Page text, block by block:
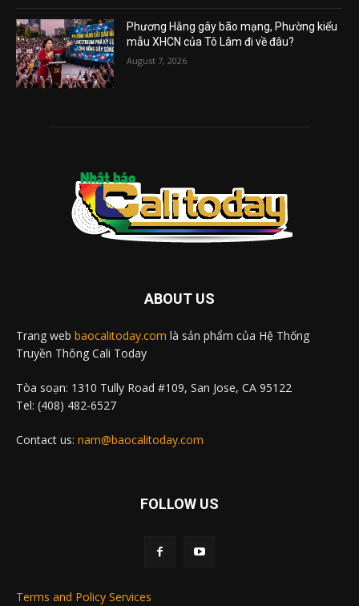
Phương Hằng gây bão mạng, Phường kiểu
mẫu XHCN của Tô Lâm đi về đâu?
August 7, 2026
ABOUT US
Trang web baocalitoday.com là sản phẩm của Hệ Thống
Truyền Thông Cali Today
Tòa soạn: 1310 Tully Road #109, San Jose, CA 95122
Tel: (408) 482-6527
Contact us: nam@baocalitoday.com
FOLLOW US
Terms and Policy Services